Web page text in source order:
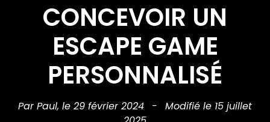
CONCEVOIR UN
ESCAPE GAME
PERSONNALISÉ
Par Paul, le 29 février 2024 -
Modifié le 15 juillet